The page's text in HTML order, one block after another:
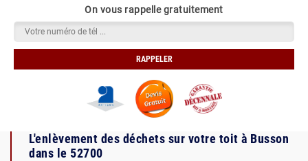
On vous rappelle gratuitement
L'enlèvement des déchets sur votre toit à Busson
dans le 52700